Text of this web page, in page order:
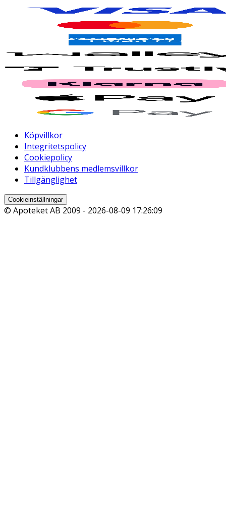
Köpvillkor
Integritetspolicy
Cookiepolicy
Kundklubbens medlemsvillkor
Tillgänglighet
Cookieinställningar
© Apoteket AB 2009 - 2026-08-09 17:26:09